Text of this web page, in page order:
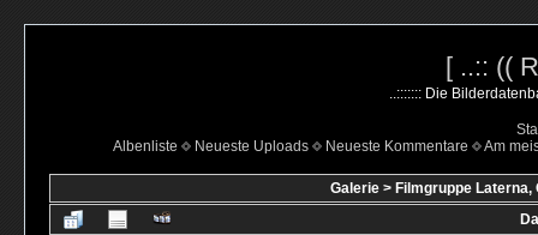
[ ..:: ((
..::::::: Die
Albenliste
Neueste Uploads Neueste Kommentare Am
Galerie > Filmgruppe Laterna,